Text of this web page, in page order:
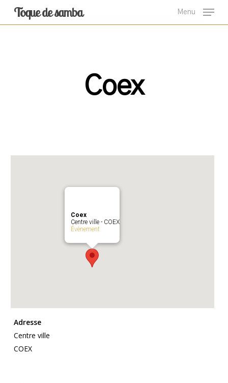
Toque de samba Menu
Coex
Coex
Centre ville - COEX
Évènement
Adresse
Centre ville
COEX